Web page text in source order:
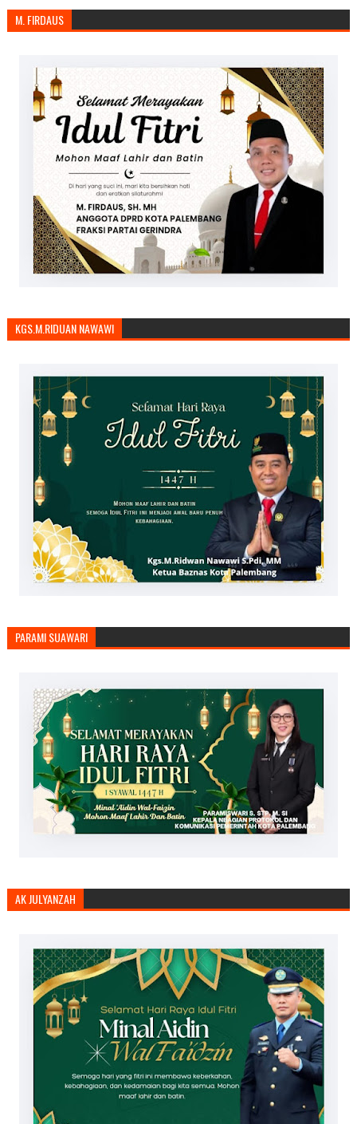
M. FIRDAUS
KGS.M.RIDUAN NAWAWI
PARAMI SUAWARI
AK JULYANZAH